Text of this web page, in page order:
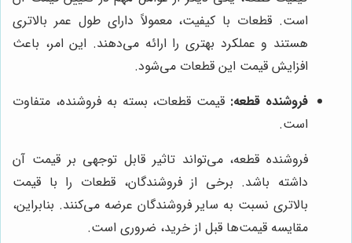
است. قطعات با کیفیت، معمولاً دارای طول عمر بالاتری
هستند و عملکرد بهتری را ارائه می‌دهند. این امر، باعث
افزایش قیمت این قطعات می‌شود.
فروشنده قطعه: قیمت قطعات، بسته به فروشنده، متفاوت
است.
فروشنده قطعه، می‌تواند تاثیر قابل توجهی بر قیمت آن
داشته باشد. برخی از فروشندگان، قطعات را با قیمت
بالاتری نسبت به سایر فروشندگان عرضه می‌کنند. بنابراین،
مقایسه قیمت‌ها قبل از خرید، ضروری است.